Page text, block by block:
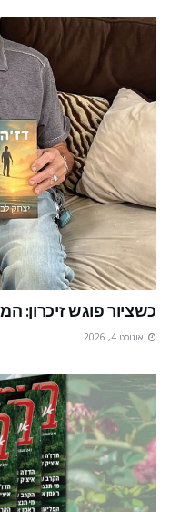
כשציור פוגש זיכרון:
אוגוסט 4, 2026